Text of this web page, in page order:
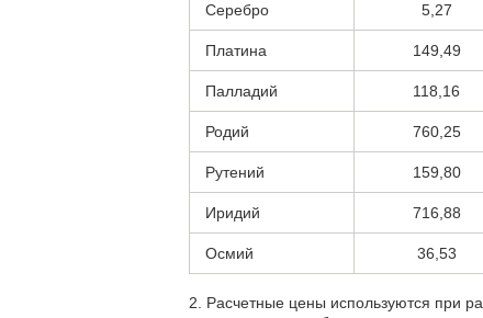
Серебро 5,27
Платина 149,49
Палладий 118,16
Родий 760,25
Рутений 159,80
Иридий 716,88
Осмий 36,53
2. Расчетные цены используются при